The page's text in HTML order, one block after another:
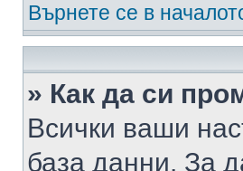
Върнете се в
» Как да си
Всички ваши
база данни. За